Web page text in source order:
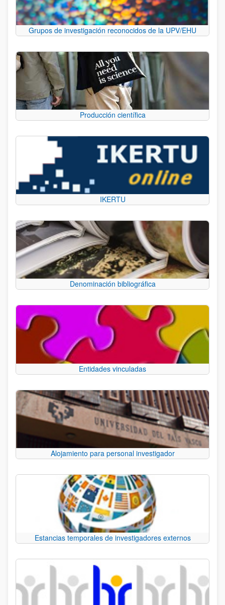
Grupos de investigación reconocidos de la UPV/EHU
Producción científica
IKERTU
Denominación bibliográfica
Entidades vinculadas
Alojamiento para personal investigador
Estancias temporales de investigadores externos